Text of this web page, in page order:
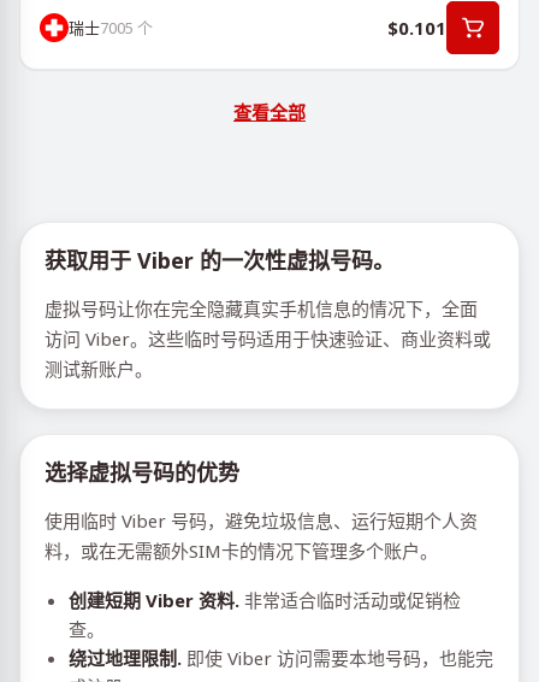
瑞士7005 个 $0.101
查看全部
获取用于 Viber 的一次性虚拟号码。
虚拟号码让你在完全隐藏真实手机信息的情况下，全面
访问 Viber。这些临时号码适用于快速验证、商业资料或
测试新账户。
选择虚拟号码的优势
使用临时 Viber 号码，避免垃圾信息、运行短期个人资
料，或在无需额外SIM卡的情况下管理多个账户。
创建短期 Viber 资料. 非常适合临时活动或促销检
查。
绕过地理限制. 即使 Viber 访问需要本地号码，也能完